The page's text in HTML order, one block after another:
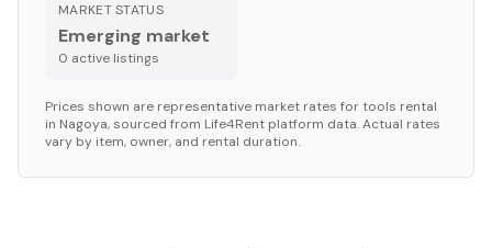
MARKET STATUS
Emerging market
0 active listings
Prices shown are representative market rates fortools rental
in Nagoya, sourced from Life4Rent platform data. Actual rates
vary by item, owner, and rental duration.